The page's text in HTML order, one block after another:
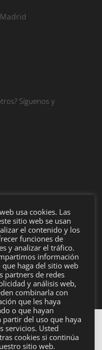
Síguenos y
y venta de furgonetas
financiado por la Unión
usa cookies. Las
sitio web se usan
el contenido y los
funciones de
y analizar el tráfico.
información
que haga del sitio web
partners de redes
y análisis web,
combinarla con
que les haya
o que hayan
partir del uso que haya
servicios. Usted
cookies si continúa
sitio web.